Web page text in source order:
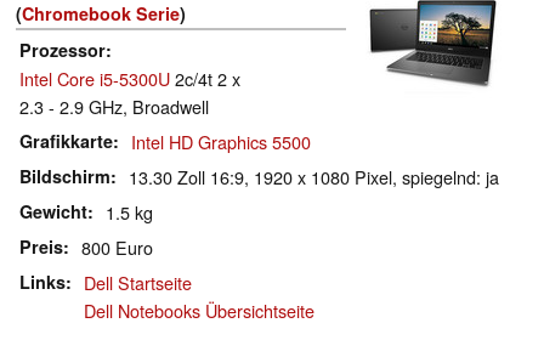
(Chromebook Serie)
Prozessor
Intel Core i5-5300U2c/4t 2 x
2.3 - 2.9 GHz, Broadwell
Grafikkarte Intel HD Graphics 5500
Bildschirm 13.30 Zoll 16:9, 1920 x 1080 Pixel, spiegelnd: ja
Gewicht 1.5 kg
Preis 800 Euro
Links
Dell Startseite
Dell Notebooks Übersichtseite